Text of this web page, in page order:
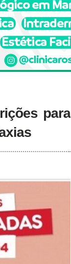
para